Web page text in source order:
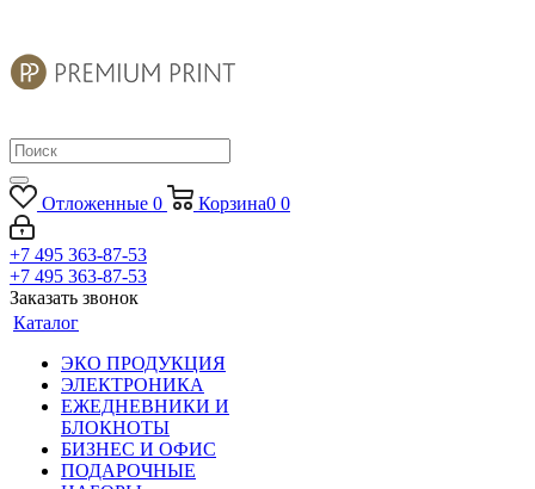
Отложенные 0 Корзина0 0
+7 495 363-87-53
+7 495 363-87-53
Заказать звонок
Каталог
ЭКО ПРОДУКЦИЯ
ЭЛЕКТРОНИКА
ЕЖЕДНЕВНИКИ И
БЛОКНОТЫ
БИЗНЕС И ОФИС
ПОДАРОЧНЫЕ